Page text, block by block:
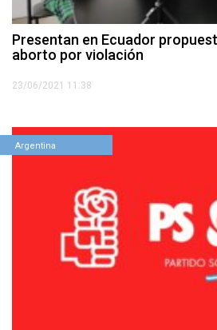
Presentan en Ecuador
aborto por violación
23/06/2021 11:38
Argentina